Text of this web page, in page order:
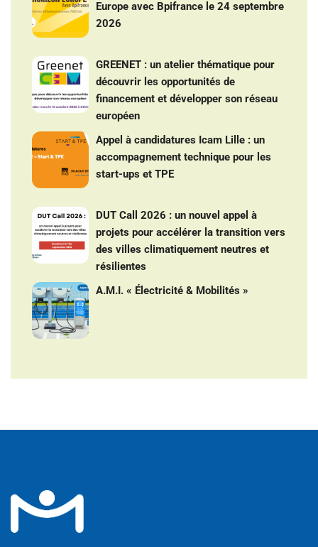
Europe avec Bpifrance le 24 septembre
2026
GREENET : un atelier thématique pour
découvrir les opportunités de
financement et développer son réseau
européen
Appel à candidatures Icam Lille : un
accompagnement technique pour les
start-ups et TPE
DUT Call 2026 : un nouvel appel à
projets pour accélérer la transition vers
des villes climatiquement neutres et
résilientes
A.M.I. « Électricité & Mobilités »